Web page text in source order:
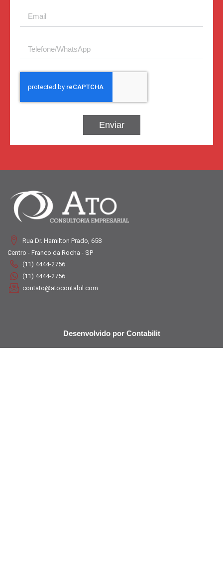
Enviar
Rua Dr. Hamilton Prado, 658
Centro - Franco da Rocha - SP
(11) 4444-2756
(11) 4444-2756
contato@atocontabil.com
Desenvolvido por Contabilit